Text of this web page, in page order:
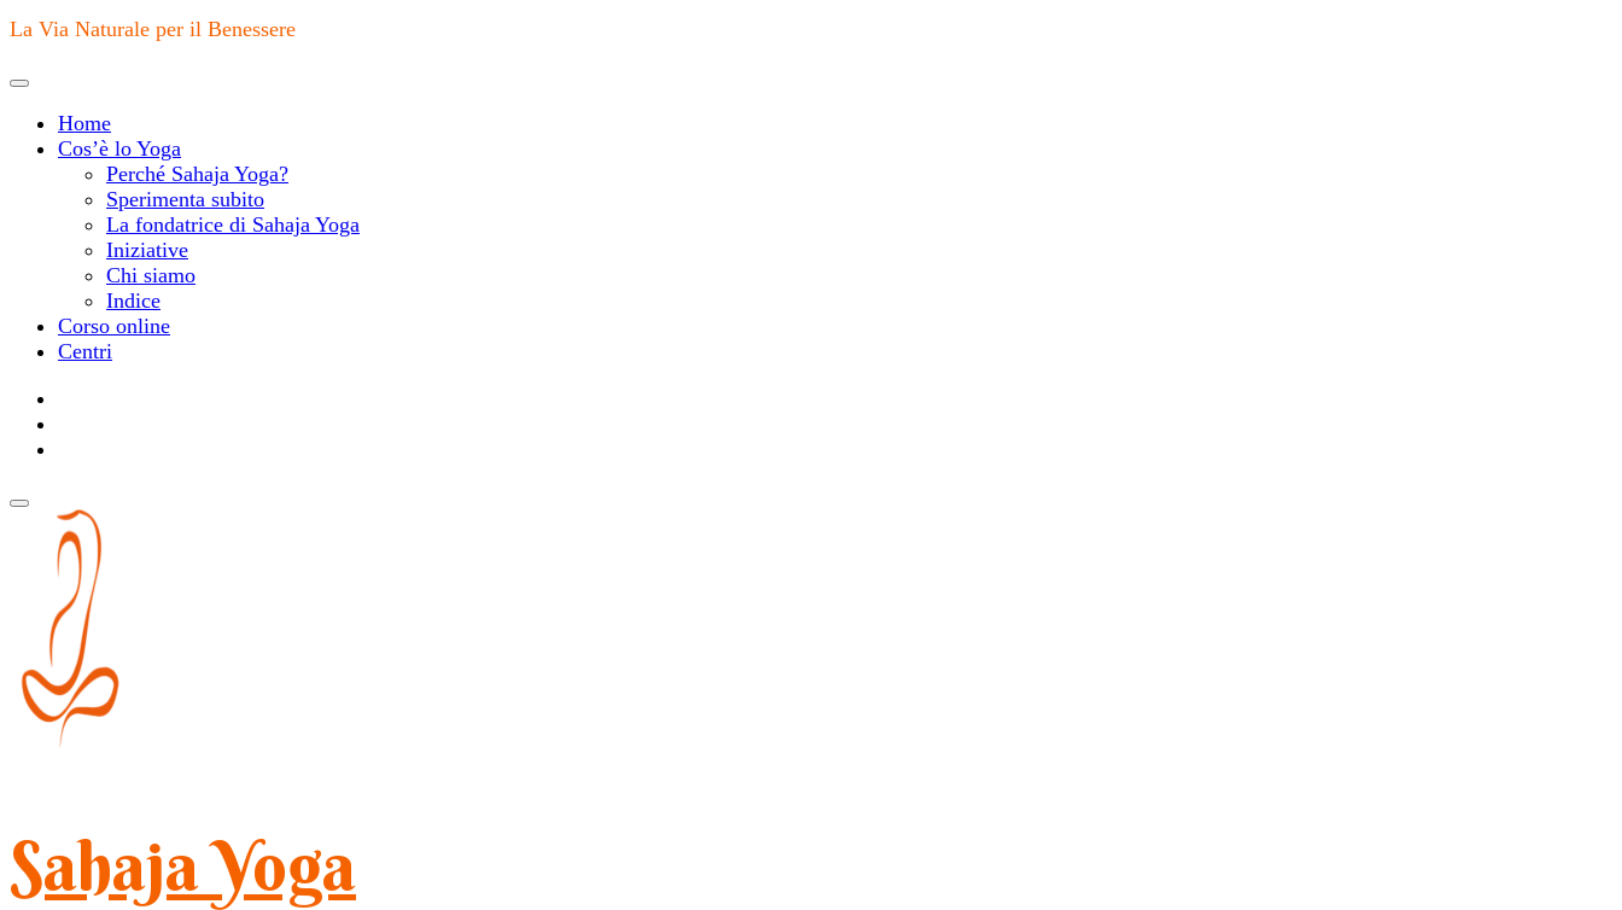
La Via Naturale per il Benessere
Home
Cos’è lo Yoga
Perché Sahaja Yoga?
Sperimenta subito
La fondatrice di Sahaja Yoga
Iniziative
Chi siamo
Indice
Corso online
Centri
Sahaja Yoga